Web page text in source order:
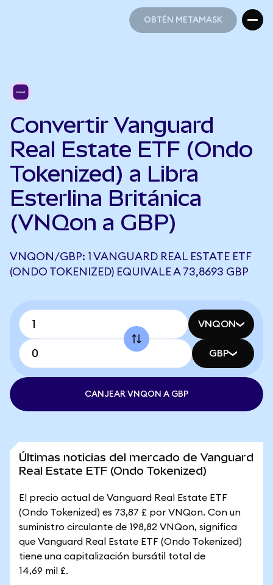
OBTÉN METAMASK
Convertir Vanguard
Real Estate ETF (Ondo
Tokenized) a Libra
Esterlina Británica
(VNQon a GBP)
VNQON/GBP: 1 VANGUARD REAL ESTATE ETF
(ONDO TOKENIZED) EQUIVALE A 73,8693 GBP
VNQON
GBP
CANJEAR VNQON A GBP
Últimas noticias del mercado de Vanguard
Real Estate ETF (Ondo Tokenized)
El precio actual de Vanguard Real Estate ETF
(Ondo Tokenized) es 73,87 £ por VNQon. Con un
suministro circulante de 198,82 VNQon, significa
que Vanguard Real Estate ETF (Ondo Tokenized)
tiene una capitalización bursátil total de
14,69 mil £.